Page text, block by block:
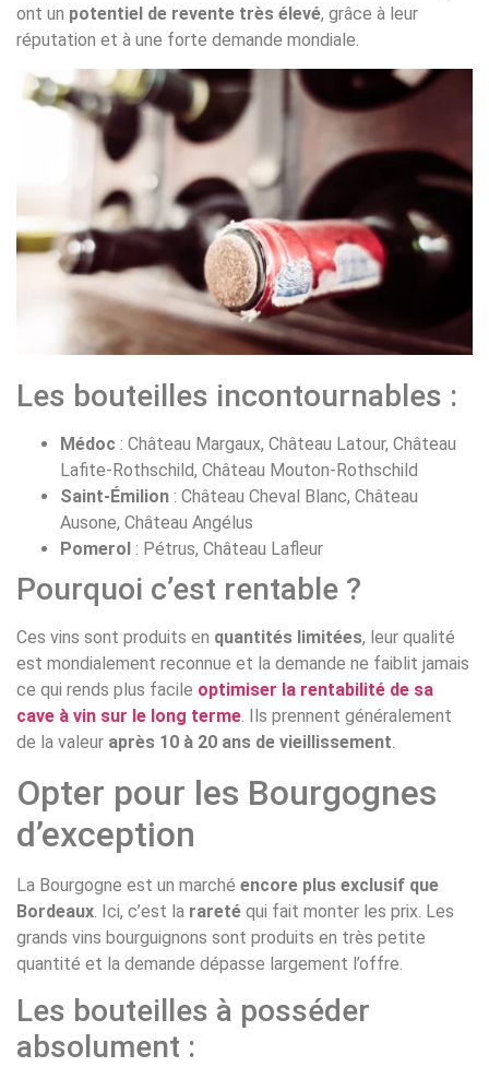
ont un potentiel de revente très élevé, grâce à leur
réputation et à une forte demande mondiale.
Les bouteilles incontournables :
Médoc : Château Margaux, Château Latour, Château
Lafite-Rothschild, Château Mouton-Rothschild
Saint-Émilion : Château Cheval Blanc, Château
Ausone, Château Angélus
Pomerol : Pétrus, Château Lafleur
Pourquoi c’est rentable ?
Ces vins sont produits en quantités limitées, leur qualité
est mondialement reconnue et la demande ne faiblit jamais
ce qui rends plus facile optimiser la rentabilité de sa
cave à vin sur le long terme. Ils prennent généralement
de la valeur après 10 à 20 ans de vieillissement.
Opter pour les Bourgognes
d’exception
La Bourgogne est un marché encore plus exclusif que
Bordeaux. Ici, c’est la rareté qui fait monter les prix. Les
grands vins bourguignons sont produits en très petite
quantité et la demande dépasse largement l’offre.
Les bouteilles à posséder
absolument :